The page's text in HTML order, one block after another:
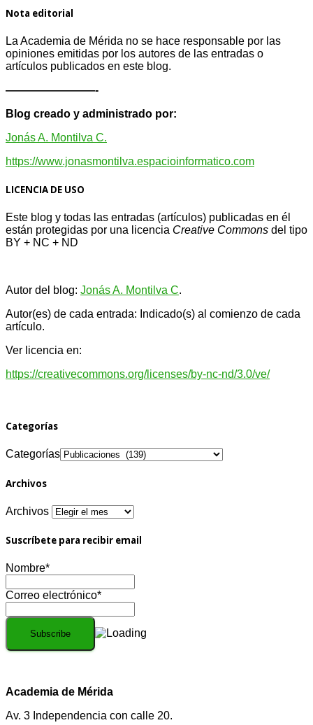
Nota editorial
La Academia de Mérida no se hace responsable por las
opiniones emitidas por los autores de las entradas o
artículos publicados en este blog.
————————-
Blog creado y administrado por:
Jonás A. Montilva C.
https://www.jonasmontilva.espacioinformatico.com
LICENCIA DE USO
Este blog y todas las entradas (artículos) publicadas en él
están protegidas por una licencia Creative Commons del tipo
BY + NC + ND
Autor del blog: Jonás A. Montilva C.
Autor(es) de cada entrada: Indicado(s) al comienzo de cada
artículo.
Ver licencia en:
https://creativecommons.org/licenses/by-nc-nd/3.0/ve/
Categorías
Categorías
Archivos
Archivos
Suscríbete para recibir email
Nombre*
Correo electrónico*
Academia de Mérida
Av. 3 Independencia con calle 20.